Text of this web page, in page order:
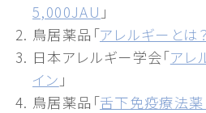
5,000JAU 」
鳥居薬品「アレルギーとは？
日本アレルギー学会「アレ
イン 」
鳥居薬品「舌下免疫療法